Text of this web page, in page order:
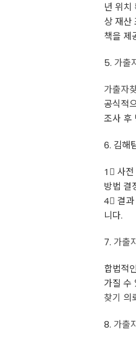
년 위치
상 재산
책을 제
5. 가출
가출자
공식적
조사 후
6. 김해
1⃣ 사
방법 결
4⃣ 결과
니다.
7. 가출
합법적
가질 수
찾기 의
8. 가출